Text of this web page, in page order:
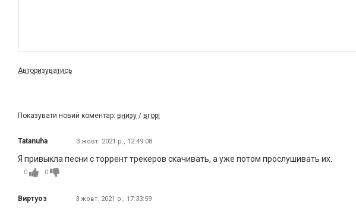
Авторизуватись
Показувати новий коментар: внизу / вгорі
Tatanuha 3 жовт. 2021 р., 12:49:08
Я привыкла песни с торрент трекеров скачивать, а уже потом прослушивать их.
0 0
Виртуоз 3 жовт. 2021 р., 17:33:59